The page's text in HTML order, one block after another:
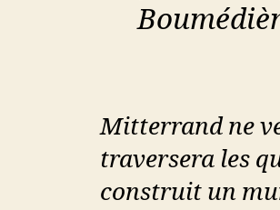
Mitterrand ne
traversera les
construit un